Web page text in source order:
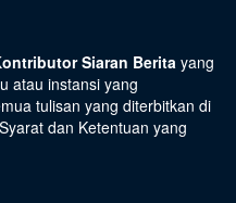
Siaran Berita yang
atau instansi yang
tulisan yang diterbitkan di
Syarat dan Ketentuan yang